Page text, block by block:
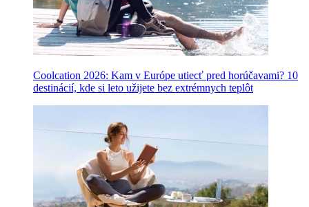
Coolcation 2026: Kam v Európe utiecť pred horúčavami? 10
destinácií, kde si leto užijete bez extrémnych teplôt